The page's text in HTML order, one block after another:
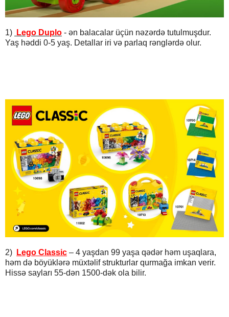
1) Lego Duplo - ən balacalar üçün nəzərdə tutulmuşdur.
Yaş həddi 0-5 yaş. Detallar iri və parlaq rənglərdə olur.
2) Lego Classic – 4 yaşdan 99 yaşa qədər həm uşaqlara,
həm də böyüklərə müxtəlif strukturlar qurmağa imkan verir.
Hissə sayları 55-dən 1500-dək ola bilir.